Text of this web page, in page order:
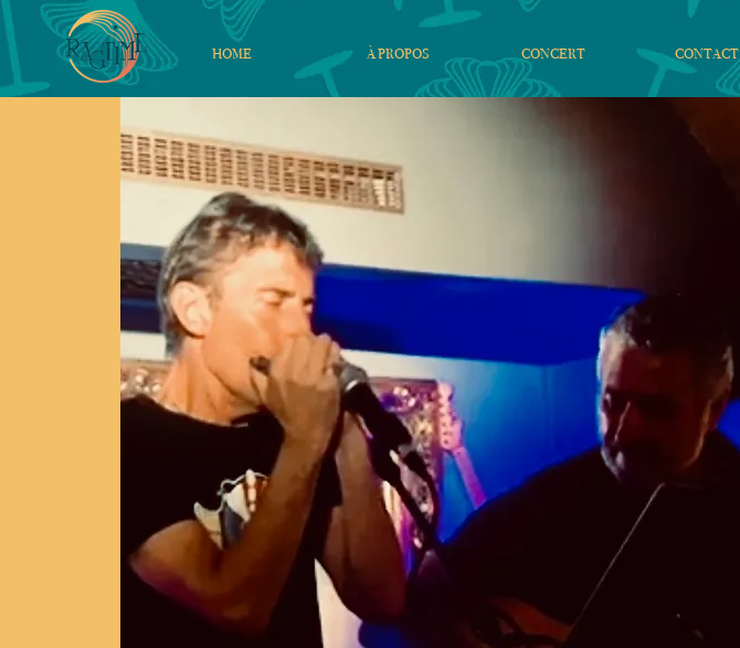
HOME À PROPOS CONCERT CONTACT